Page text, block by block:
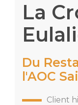
La
Du
l'AOC
Client